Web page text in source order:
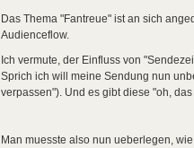
Das Thema "Fantreue" ist an sich
Audienceflow.
Ich vermute, der Einfluss von
Sprich ich will meine Sendung nun
verpassen"). Und es gibt diese "oh,
Man muesste also nun ueberlegen,